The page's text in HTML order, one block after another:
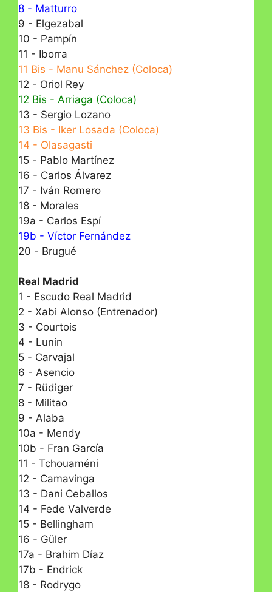
8 - Matturro
9 - Elgezabal
10 - Pampín
11 - Iborra
11 Bis - Manu Sánchez (Coloca)
12 - Oriol Rey
12 Bis - Arriaga (Coloca)
13 - Sergio Lozano
13 Bis - Iker Losada (Coloca)
14 - Olasagasti
15 - Pablo Martínez
16 - Carlos Álvarez
17 - Iván Romero
18 - Morales
19a - Carlos Espí
19b - Víctor Fernández
20 - Brugué
Real Madrid
1 - Escudo Real Madrid
2 - Xabi Alonso (Entrenador)
3 - Courtois
4 - Lunin
5 - Carvajal
6 - Asencio
7 - Rüdiger
8 - Militao
9 - Alaba
10a - Mendy
10b - Fran García
11 - Tchouaméni
12 - Camavinga
13 - Dani Ceballos
14 - Fede Valverde
15 - Bellingham
16 - Güler
17a - Brahim Díaz
17b - Endrick
18 - Rodrygo